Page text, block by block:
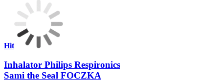
Hit
Inhalator Philips Respironics
Sami the Seal FOCZKA